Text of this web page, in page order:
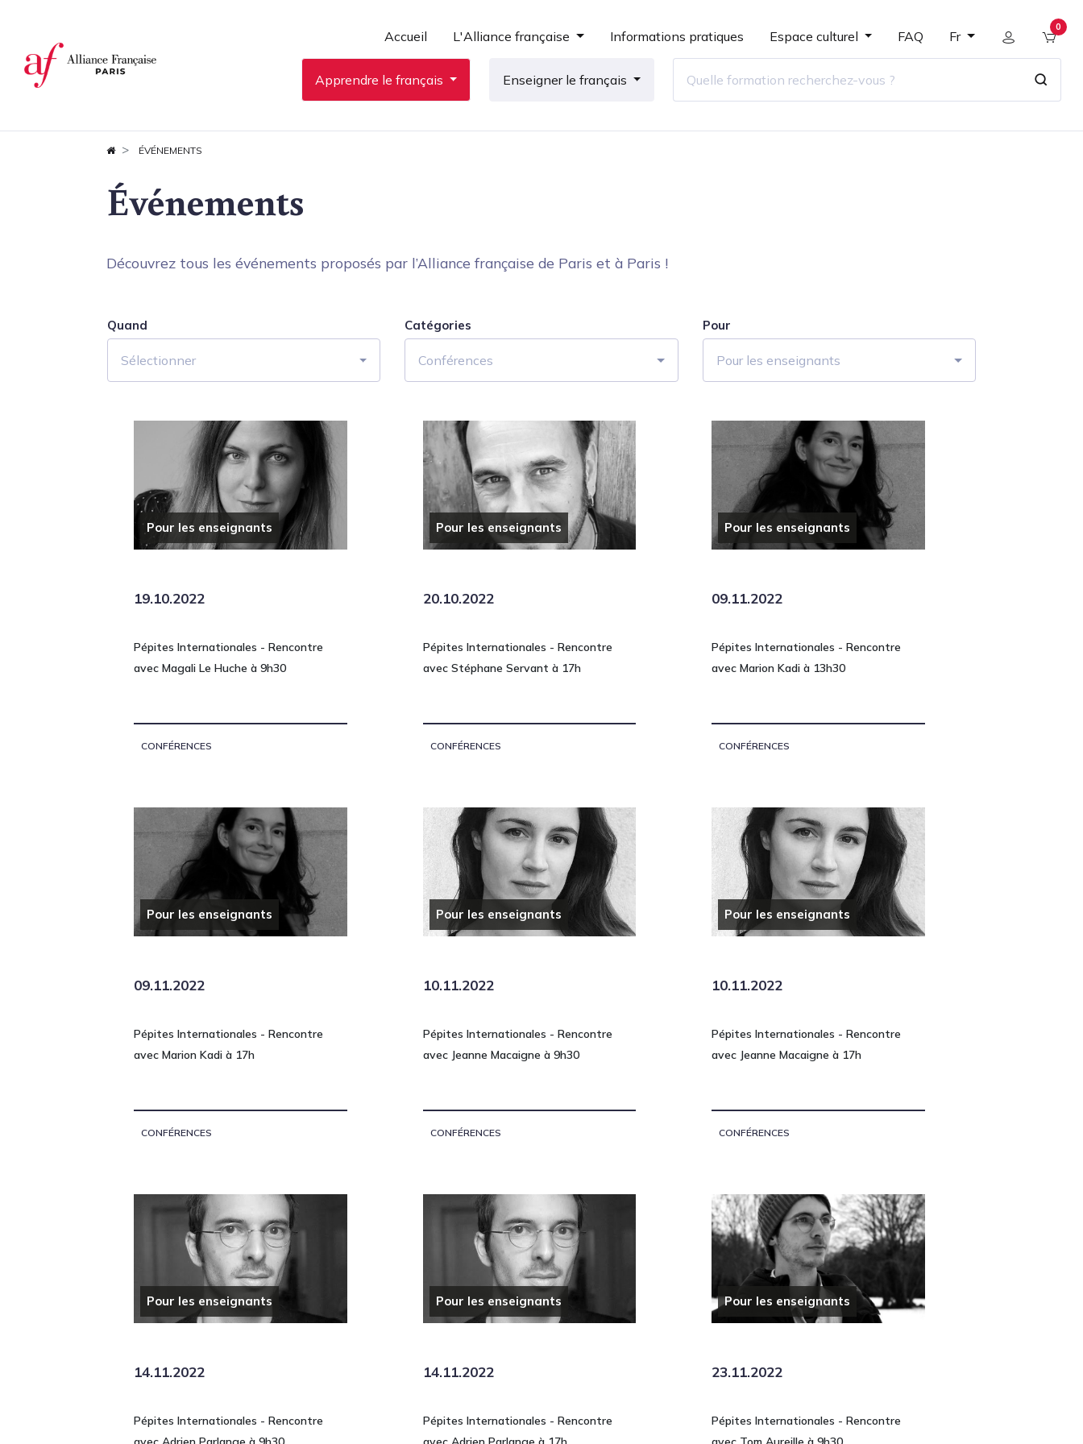
Accueil L'Alliance française Informations pratiques Espace culturel FAQ Fr
0
Apprendre le français Enseigner le français
ÉVÉNEMENTS
Événements
Découvrez tous les événements proposés par l’Alliance française de Paris et à Paris !
Quand
Sélectionner
Catégories
Conférences
Pour
Pour les enseignants
Pour les enseignants
19.10.2022
Pépites Internationales - Rencontre
avec Magali Le Huche à 9h30
CONFÉRENCES
Pour les enseignants
20.10.2022
Pépites Internationales - Rencontre
avec Stéphane Servant à 17h
CONFÉRENCES
Pour les enseignants
09.11.2022
Pépites Internationales - Rencontre
avec Marion Kadi à 13h30
CONFÉRENCES
Pour les enseignants
09.11.2022
Pépites Internationales - Rencontre
avec Marion Kadi à 17h
CONFÉRENCES
Pour les enseignants
10.11.2022
Pépites Internationales - Rencontre
avec Jeanne Macaigne à 9h30
CONFÉRENCES
Pour les enseignants
10.11.2022
Pépites Internationales - Rencontre
avec Jeanne Macaigne à 17h
CONFÉRENCES
Pour les enseignants
14.11.2022
Pépites Internationales - Rencontre
Pour les enseignants
14.11.2022
Pépites Internationales - Rencontre
Pour les enseignants
23.11.2022
Pépites Internationales - Rencontre